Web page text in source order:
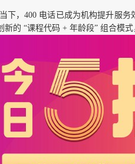
下，400 电话已成为机构提升服务
新的 “课程代码 + 年龄段” 组合模